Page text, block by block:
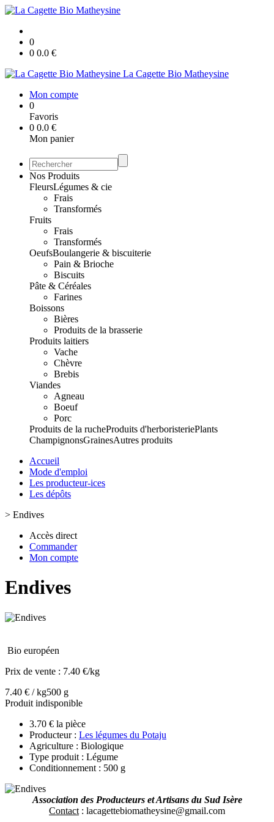
0
0 0.0 €
La Cagette Bio Matheysine
Mon compte
0
Favoris
0 0.0 €
Mon panier
Nos Produits
FleursLégumes & cie
Frais
Transformés
Fruits
Frais
Transformés
OeufsBoulangerie & biscuiterie
Pain & Brioche
Biscuits
Pâte & Céréales
Farines
Boissons
Bières
Produits de la brasserie
Produits laitiers
Vache
Chèvre
Brebis
Viandes
Agneau
Boeuf
Porc
Produits de la rucheProduits d'herboristeriePlants
ChampignonsGrainesAutres produits
Accueil
Mode d'emploi
Les producteur-ices
Les dépôts
> Endives
Accès direct
Commander
Mon compte
Endives
Bio européen
Prix de vente : 7.40 €/kg
7.40 € / kg500 g
Produit indisponible
3.70 € la pièce
Producteur : Les légumes du Potaju
Agriculture : Biologique
Type produit : Légume
Conditionnement : 500 g
Association des Producteurs et Artisans du Sud Isère
Contact : lacagettebiomatheysine@gmail.com